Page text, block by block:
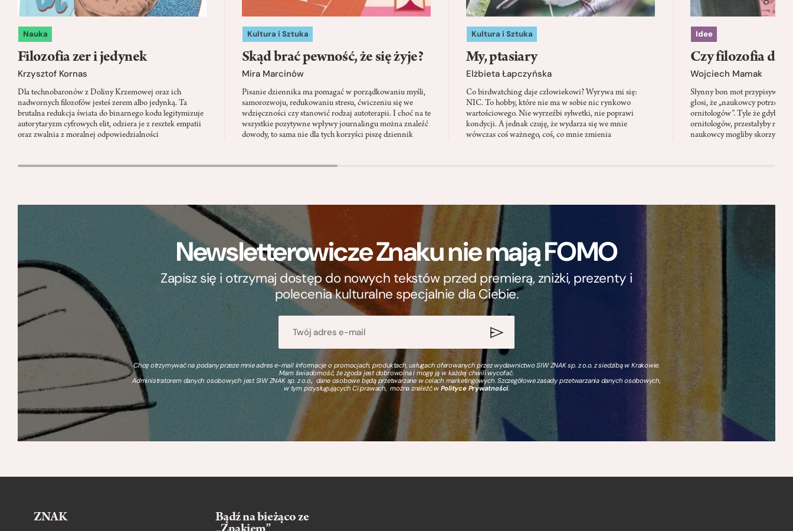
Nauka
Filozofia zer i jedynek
Krzysztof Kornas
Dla technobaronów z Doliny Krzemowej oraz ich
nadwornych filozofów jesteś zerem albo jedynką. Ta
brutalna redukcja świata do binarnego kodu legitymizuje
autorytaryzm cyfrowych elit, odziera je z resztek empatii
oraz zwalnia z moralnej odpowiedzialności
Kultura i Sztuka
Skąd brać pewność, że się żyje?
Mira Marcinów
Pisanie dziennika ma pomagać w porządkowaniu myśli,
samorozwoju, redukowaniu stresu, ćwiczeniu się we
wdzięczności czy stanowić rodzaj autoterapii. I choć na te
wszystkie pozytywne wpływy journalingu można znaleźć
dowody, to sama nie dla tych korzyści piszę dziennik
Kultura i Sztuka
My, ptasiary
Elżbieta Łapczyńska
Co birdwatching daje człowiekowi? Wyrywa mi się:
NIC. To hobby, które nie ma w sobie nic rynkowo
wartościowego. Nie wyrzeźbi sylwetki, nie poprawi
kondycji. A jednak czuję, że wydarza się we mnie
wówczas coś ważnego, coś, co mnie zmienia
Idee
Czy filozofia da
Wojciech Mamak
Słynny bon mot
głosi, że „naukowcy
ornitologów”. Tyle że gdyby
ornitologów, przestałyby
naukowcy mogliby skorzystać
Newsletterowicze Znaku nie mają FOMO
Zapisz się i otrzymaj dostęp do nowych tekstów przed premierą, zniżki, prezenty i
polecenia kulturalne specjalnie dla Ciebie.
Chcę otrzymywać na podany przeze mnie adres e-mail informacje o promocjach, produktach, usługach oferowanych przez wydawnictwo SIW ZNAK sp. z o.o. z siedzibą w Krakowie.
Mam świadomość, że zgoda jest dobrowolna i mogę ją w każdej chwili wycofać.
Administratorem danych osobowych jest SIW ZNAK sp. z o.o., dane osobowe będą przetwarzane w celach marketingowych. Szczegółowe zasady przetwarzania danych osobowych,
w tym przysługujących Ci prawach, można znaleźć wPolityce Prywatności.
ZNAK
Bądź na bieżąco ze